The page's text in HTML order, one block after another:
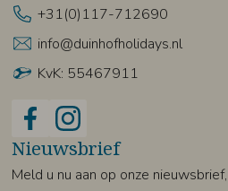
+31(0)117-712690
info@duinhofholidays.nl
KvK: 55467911
Nieuwsbrief
Meld u nu aan op onze